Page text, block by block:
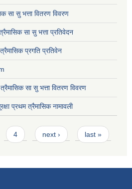
सा सु भत्ता वितरण विवरण
सा सु भत्ता प्रतिवेदन
प्रगति प्रतिवेन
सा सु भत्ता वितरण विवरण
प्रथम त्रैमासिक नामावली
4 next › last »